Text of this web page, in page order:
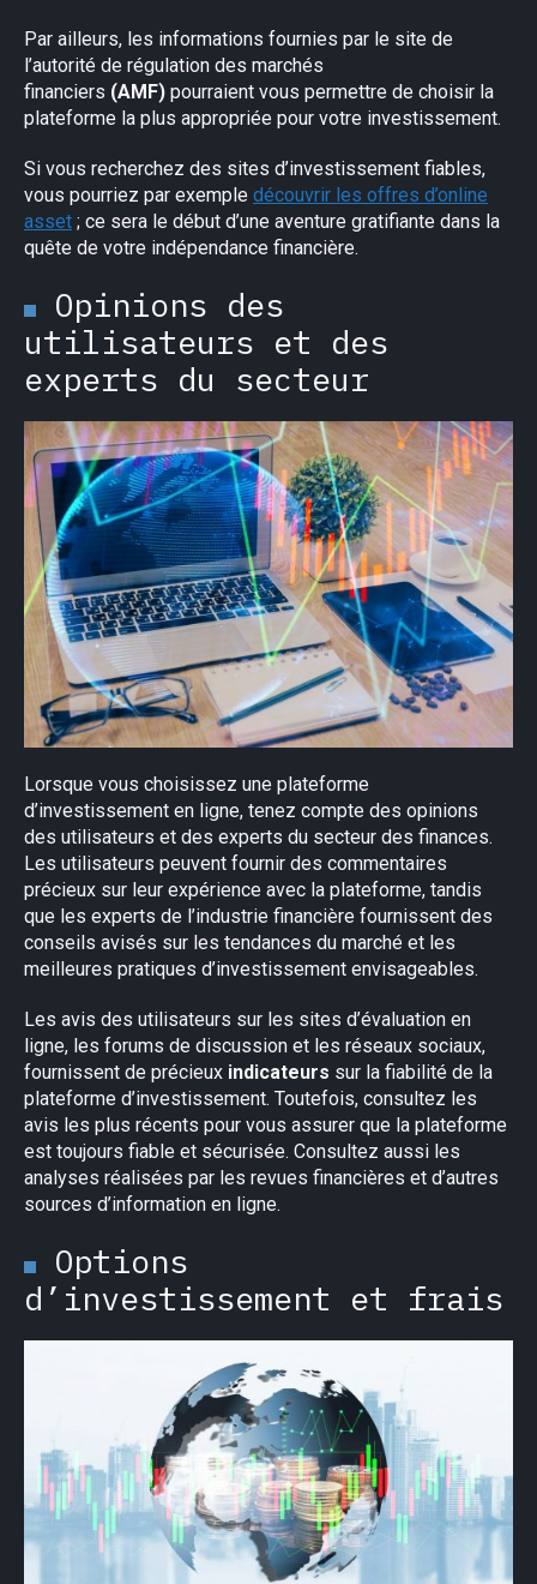
Par ailleurs, les informations fournies par le site de
l’autorité de régulation des marchés
financiers (AMF) pourraient vous permettre de choisir la
plateforme la plus appropriée pour votre investissement.
Si vous recherchez des sites d’investissement fiables,
vous pourriez par exemple découvrir les offres d’online
asset ; ce sera le début d’une aventure gratifiante dans la
quête de votre indépendance financière.
Opinions des
utilisateurs et des
experts du secteur
Lorsque vous choisissez une plateforme
d’investissement en ligne, tenez compte des opinions
des utilisateurs et des experts du secteur des finances.
Les utilisateurs peuvent fournir des commentaires
précieux sur leur expérience avec la plateforme, tandis
que les experts de l’industrie financière fournissent des
conseils avisés sur les tendances du marché et les
meilleures pratiques d’investissement envisageables.
Les avis des utilisateurs sur les sites d’évaluation en
ligne, les forums de discussion et les réseaux sociaux,
fournissent de précieux indicateurs sur la fiabilité de la
plateforme d’investissement. Toutefois, consultez les
avis les plus récents pour vous assurer que la plateforme
est toujours fiable et sécurisée. Consultez aussi les
analyses réalisées par les revues financières et d’autres
sources d’information en ligne.
Options
d’investissement et frais
×